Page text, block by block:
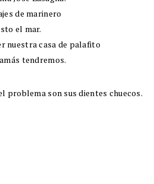
de marinero
el mar.
nuestra casa de palafito
tendremos.
problema son sus dientes chuecos.